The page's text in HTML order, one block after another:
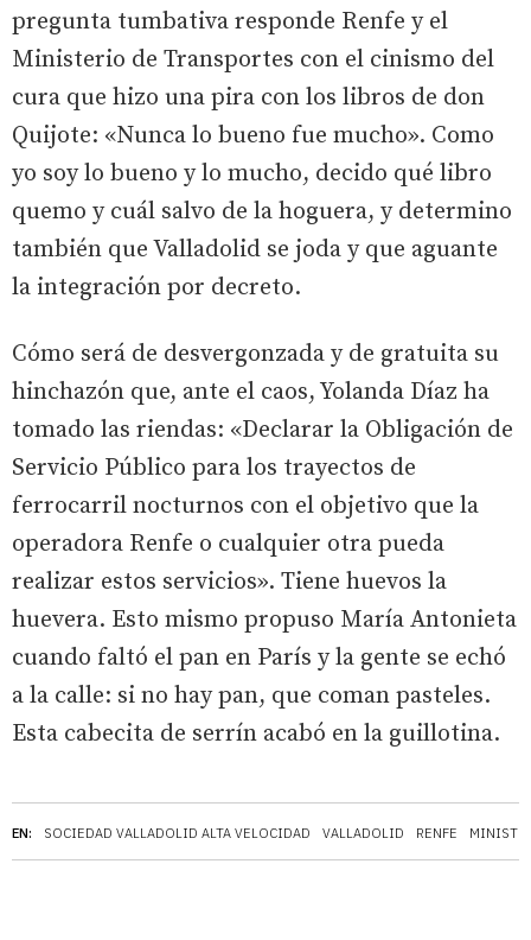
EN: SOCIEDAD VALLADOLID ALTA VELOCIDAD VALLADOLID RENFE
pregunta tumbativa responde Renfe y el
Ministerio de Transportes con el cinismo del
cura que hizo una pira con los libros de don
Quijote: «Nunca lo bueno fue mucho». Como
yo soy lo bueno y lo mucho, decido qué libro
quemo y cuál salvo de la hoguera, y determino
también que Valladolid se joda y que aguante
la integración por decreto.
Cómo será de desvergonzada y de gratuita su
hinchazón que, ante el caos, Yolanda Díaz ha
tomado las riendas: «Declarar la Obligación de
Servicio Público para los trayectos de
ferrocarril nocturnos con el objetivo que la
operadora Renfe o cualquier otra pueda
realizar estos servicios». Tiene huevos la
huevera. Esto mismo propuso María Antonieta
cuando faltó el pan en París y la gente se echó
a la calle: si no hay pan, que coman pasteles.
Esta cabecita de serrín acabó en la guillotina.